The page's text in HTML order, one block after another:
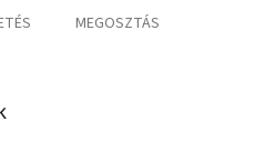
MEGOSZTÁS